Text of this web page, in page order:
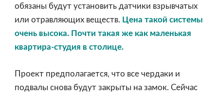
обязаны будут установить датчики взрывчатых
или отравляющих веществ. Цена такой системы
очень высока. Почти такая же как маленькая
квартира-студия в столице.
Проект предполагается, что все чердаки и
подвалы снова будут закрыты на замок. Сейчас